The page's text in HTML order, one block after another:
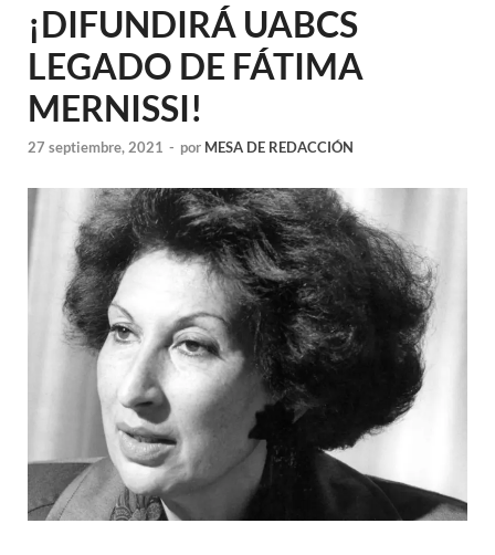
¡DIFUNDIRÁ UABCS
LEGADO DE FÁTIMA
MERNISSI!
27 septiembre, 2021 - por MESA DE REDACCIÓN